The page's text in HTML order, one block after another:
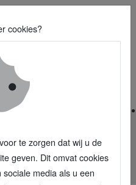
toekomst
cookies?
te zorgen dat wij u de
geven. Dit omvat cookies
media als u een